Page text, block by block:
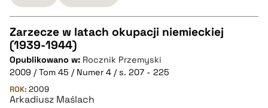
pobierz cytat
CZYSTY TEKST
pobierz cytat
Zarzecze w latach okupacji niemieckiej
(1939-1944)
Opublikowano w: Rocznik Przemyski
2009 / Tom 45 / Numer 4 / s. 207 - 225
ROK: 2009
Arkadiusz Maślach